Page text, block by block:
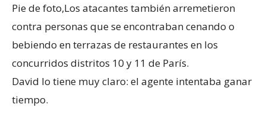
Pie de foto,Los atacantes también arremetieron
contra personas que se encontraban cenando o
bebiendo en terrazas de restaurantes en los
concurridos distritos 10 y 11 de París.
David lo tiene muy claro: el agente intentaba ganar
tiempo.